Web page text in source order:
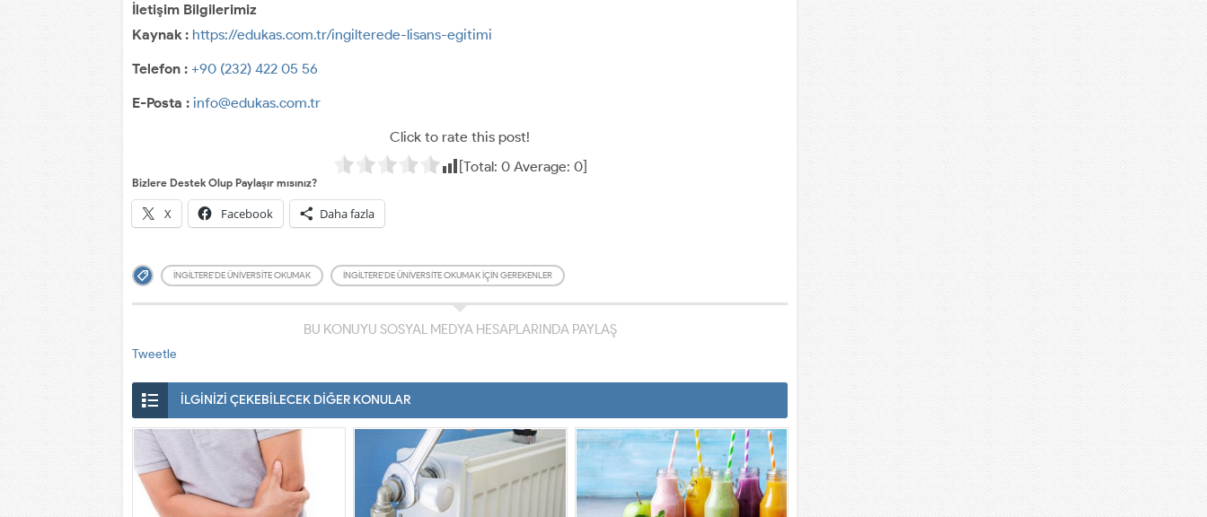
İletişim Bilgilerimiz
Kaynak : https://edukas.com.tr/ingilterede-lisans-egitimi
Telefon : +90 (232) 422 05 56
E-Posta : info@edukas.com.tr
Click to rate this post!
[Total: 0Average: 0]
Bizlere Destek Olup Paylaşır mısınız?
X Facebook Daha fazla
INGILTERE'DE ÜNIVERSITE OKUMAK INGILTERE'DE ÜNIVERSITE OKUMAK IÇIN GEREKENLER
BU KONUYU SOSYAL MEDYA HESAPLARINDA PAYLAŞ
Tweetle
İLGİNİZİ ÇEKEBİLECEK DİĞER KONULAR